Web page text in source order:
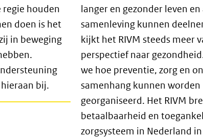
houden
doen is het
in beweging
bij.
langer en gezonder leven en
samenleving kunnen
kijkt het RIVM steeds meer
perspectief naar
we hoe preventie, zorg en
samenhang kunnen worden
georganiseerd. Het RIVM
betaalbaarheid en
zorgsysteem in Nederland